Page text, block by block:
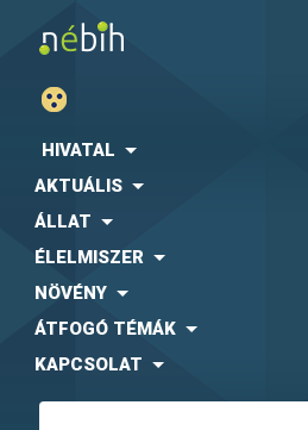
HIVATAL
AKTUÁLIS
ÁLLAT
ÉLELMISZER
NÖVÉNY
ÁTFOGÓ TÉMÁK
KAPCSOLAT